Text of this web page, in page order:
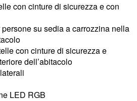
con cinture di sicurezza e con
su sedia a carrozzina nella
con cinture di sicurezza e
dell’abitacolo
LED RGB